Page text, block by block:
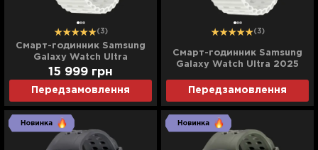
(3)
Смарт-годинник Samsung
Galaxy Watch Ultra
(Titanium White) (Ultra)
Передзамовлення
15 999 грн
(3)
Смарт-годинник Samsung
Galaxy Watch Ultra 2025
Передзамовлення